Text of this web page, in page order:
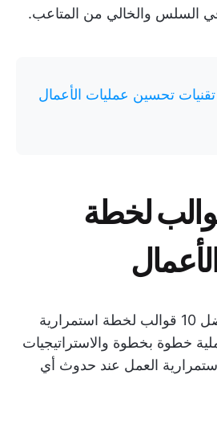
السلس والخالي من المتاعب.
تقنيات تحسين عمليات الأعمال
10 قوالب لخطة
تقدم لك ClickUp أفضل 10 قوالب لخطة استمرارية
خطوة بخطوة والاستراتيجيات
العمل عند حدوث أي